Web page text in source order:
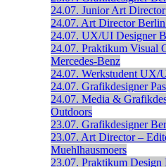
24.07. Junior Art Director
24.07. Art Director Berlin
24.07. UX/UI Designer
24.07. Praktikum Visual
Mercedes-Benz
24.07. Werkstudent UX/
24.07. Grafikdesigner
24.07. Media &
Outdoors
23.07. Grafikdesigner
23.07. Art Director –
Muehlhausmoers
23.07. Praktikum Design